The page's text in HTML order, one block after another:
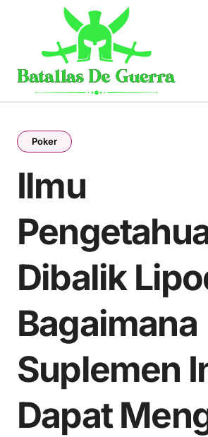
Poker
Ilmu
Dibalik
Bagaimana
Suplemen
Dapat